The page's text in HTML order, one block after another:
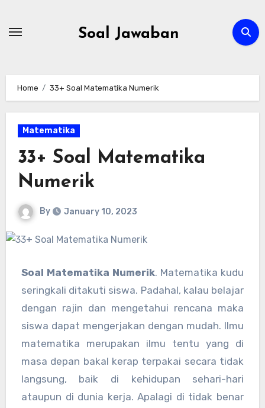
Soal Jawaban
Home 33+ Soal Matematika Numerik
Matematika
33+ Soal Matematika
Numerik
By January 10, 2023
Soal Matematika Numerik. Matematika kudu
seringkali ditakuti siswa. Padahal, kalau belajar
dengan rajin dan mengetahui rencana maka
siswa dapat mengerjakan dengan mudah. Ilmu
matematika merupakan ilmu tentu yang di
masa depan bakal kerap terpakai secara tidak
langsung, baik di kehidupan sehari-hari
ataupun di dunia kerja. Apalagi di tidak benar